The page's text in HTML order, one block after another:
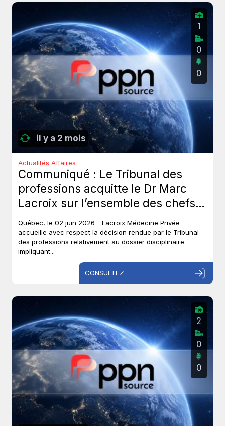
il y a 2 mois
1
0
0
Actualités Affaires
Communiqué : Le Tribunal des
professions acquitte le Dr Marc
Lacroix sur l’ensemble des chefs
et met un terme à près de six ans
de procédures disciplinaires.
Québec, le 02 juin 2026 - Lacroix Médecine Privée
accueille avec respect la décision rendue par le Tribunal
des professions relativement au dossier disciplinaire
impliquant...
CONSULTEZ
2
0
0